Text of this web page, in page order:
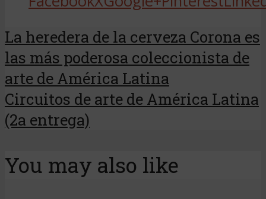
La heredera de la cerveza Corona es
las más poderosa coleccionista de
arte de América Latina
Circuitos de arte de América Latina
(2a entrega)
You may also like